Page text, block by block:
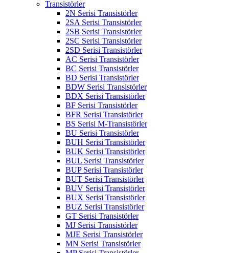
Transistörler
2N Serisi Transistörler
2SA Serisi Transistörler
2SB Serisi Transistörler
2SC Serisi Transistörler
2SD Serisi Transistörler
AC Serisi Transistörler
BC Serisi Transistörler
BD Serisi Transistörler
BDW Serisi Transistörler
BDX Serisi Transistörler
BF Serisi Transistörler
BFR Serisi Transistörler
BS Serisi M-Transistörler
BU Serisi Transistörler
BUH Serisi Transistörler
BUK Serisi Transistörler
BUL Serisi Transistörler
BUP Serisi Transistörler
BUT Serisi Transistörler
BUV Serisi Transistörler
BUX Serisi Transistörler
BUZ Serisi Transistörler
GT Serisi Transistörler
MJ Serisi Transistörler
MJE Serisi Transistörler
MN Serisi Transistörler